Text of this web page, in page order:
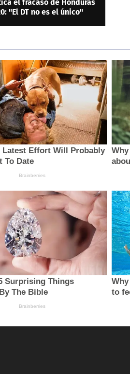
el fracaso de Honduras
"El DT no es el único"